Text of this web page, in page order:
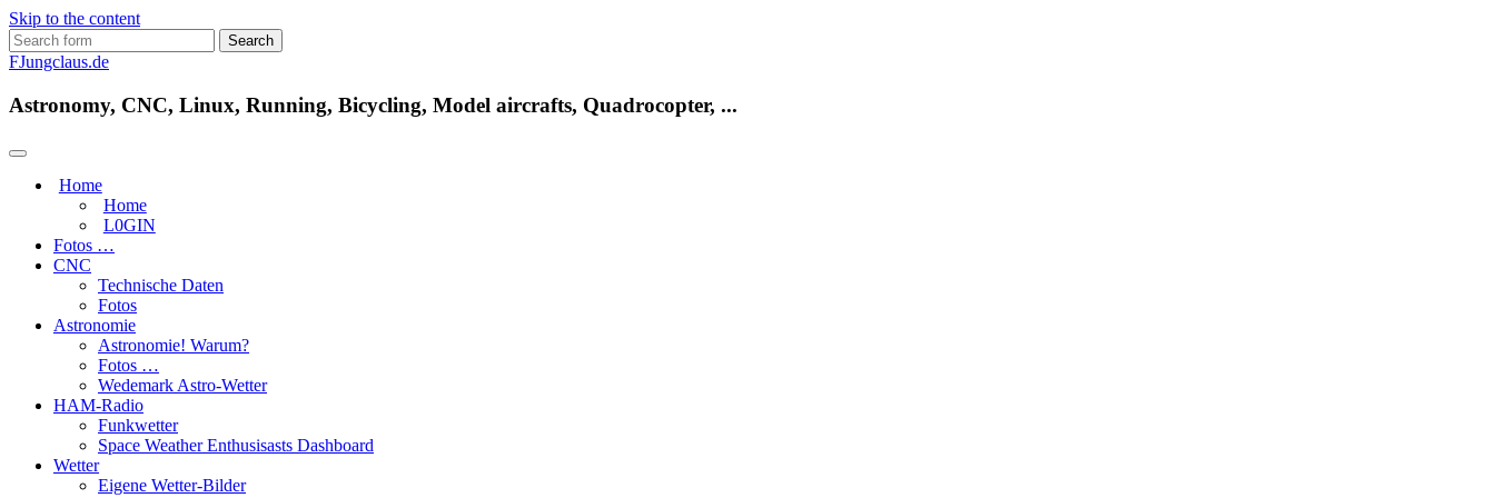
Skip to the content
Search
for:
FJungclaus.de
Astronomy, CNC, Linux, Running, Bicycling, Model aircrafts, Quadrocopter, ...
Home
Home
L​0​​GIN
Fotos …
CNC
Technische Daten
Fotos
Astronomie
Astronomie! Warum?
Fotos …
Wedemark Astro-Wetter
HAM-Radio
Funkwetter
Space Weather Enthusisasts Dashboard
Wetter
Eigene Wetter-Bilder